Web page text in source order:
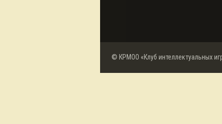
© КРМОО «Клуб интеллектуальных